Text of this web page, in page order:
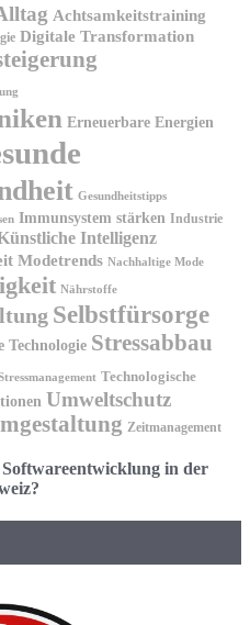
Achtsamkeitstraining
Digitale Transformation
Erneuerbare Energien
Gesundheitstipps
Immunsystem stärken Industrie
Intelligenz
Modetrends Nachhaltige Mode
Nährstoffe
Selbstfürsorge
Technologie Stressabbau
Technologische
Umweltschutz
Zeitmanagement
in der